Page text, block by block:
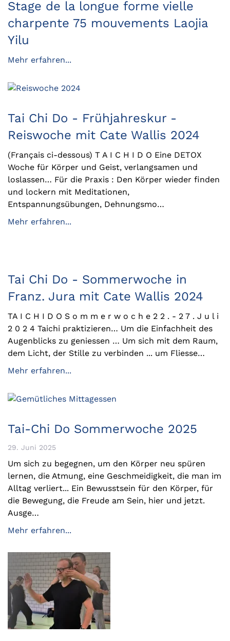
Stage de la longue forme vielle
charpente 75 mouvements Laojia
Yilu
Mehr erfahren...
Tai Chi Do - Frühjahreskur -
Reiswoche mit Cate Wallis 2024
(Français ci-dessous) T A I C H I D O Eine DETOX
Woche für Körper und Geist, verlangsamen und
loslassen… Für die Praxis : Den Körper wieder finden
und lockern mit Meditationen,
Entspannungsübungen, Dehnungsmo…
Mehr erfahren...
Tai Chi Do - Sommerwoche in
Franz. Jura mit Cate Wallis 2024
TA I C H I D O S o m m e r w o c h e 2 2 . - 2 7 . J u l i
2 0 2 4 Taichi praktizieren… Um die Einfachheit des
Augenblicks zu geniessen … Um sich mit dem Raum,
dem Licht, der Stille zu verbinden ... um Fliesse…
Mehr erfahren...
Tai-Chi Do Sommerwoche 2025
29. Juni 2025
Um sich zu begegnen, um den Körper neu spüren
lernen, die Atmung, eine Geschmeidigkeit, die man im
Alltag verliert... Ein Bewusstsein für den Körper, für
die Bewegung, die Freude am Sein, hier und jetzt.
Ausge…
Mehr erfahren...